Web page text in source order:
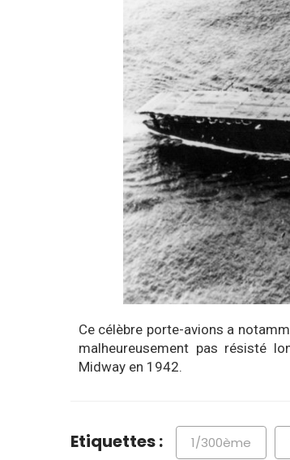
Ce célèbre porte-avions a
malheureusement pas résisté
Midway en 1942.
Etiquettes : 1/300ème